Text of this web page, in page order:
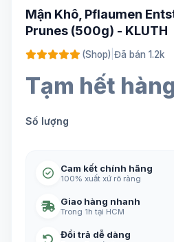
Mận Khô, Pflaumen
Prunes (500g) - KLUTH
(Shop) Đã bán 1.2k
Tạm hết
Số lượng
Cam kết chính hãng
100% xuất xứ rõ ràng
Giao hàng nhanh
Trong 1h tại HCM
Đổi trả dễ dàng